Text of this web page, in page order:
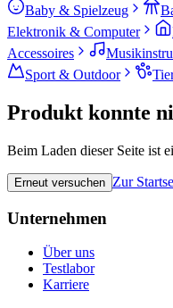
Baby & Spielzeug
Elektronik & Computer
Accessoires
Sport & Outdoor
Produkt konnte
Beim Laden dieser Seite ist
Erneut versuchen Zur
Unternehmen
Über uns
Testlabor
Karriere